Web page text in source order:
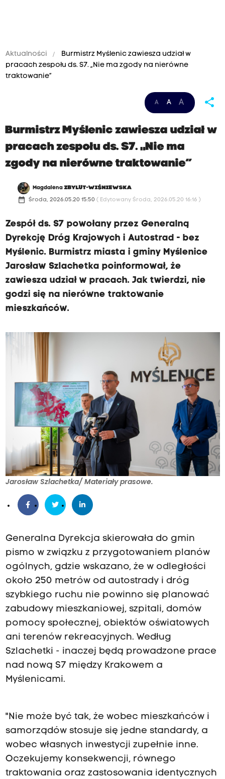
Aktualności
Burmistrz Myślenic zawiesza udział w
pracach zespołu ds. S7. „Nie ma zgody na nierówne
traktowanie”
A A A share
Burmistrz Myślenic zawiesza udział w
pracach zespołu ds. S7. „Nie ma
zgody na nierówne traktowanie”
MagdalenaZBYLUT-WIŚNIEWSKA
date_range Środa, 2026.05.20 15:50 ( Edytowany Środa, 2026.05.20 16:16 )
Zespół ds. S7 powołany przez Generalną
Dyrekcję Dróg Krajowych i Autostrad - bez
Myślenic. Burmistrz miasta i gminy Myślenice
Jarosław Szlachetka poinformował, że
zawiesza udział w pracach. Jak twierdzi, nie
godzi się na nierówne traktowanie
mieszkańców.
Jarosław Szlachetka/ Materiały prasowe.
Generalna Dyrekcja skierowała do gmin
pismo w związku z przygotowaniem planów
ogólnych, gdzie wskazano, że w odległości
około 250 metrów od autostrady i dróg
szybkiego ruchu nie powinno się planować
zabudowy mieszkaniowej, szpitali, domów
pomocy społecznej, obiektów oświatowych
ani terenów rekreacyjnych. Według
Szlachetki - inaczej będą prowadzone prace
nad nową S7 między Krakowem a
Myślenicami.
"Nie może być tak, że wobec mieszkańców i
samorządów stosuje się jedne standardy, a
wobec własnych inwestycji zupełnie inne.
Oczekujemy konsekwencji, równego
traktowania oraz zastosowania identycznych